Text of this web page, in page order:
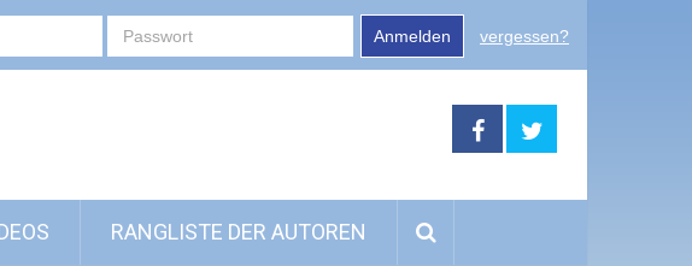
Anmelden vergessen?
RANGLISTE DER AUTOREN